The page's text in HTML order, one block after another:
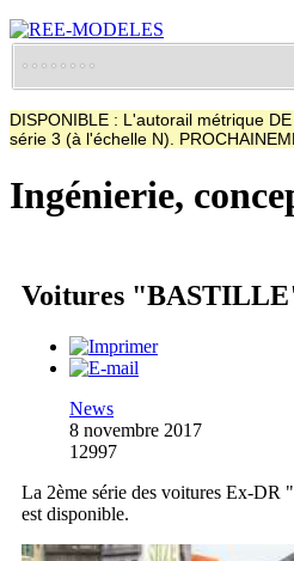
DISPONIBLE : L'autorail métrique
série 3 (à l'échelle N).
Ingénierie,
Voitures
News
8 novembre 2017
12997
La 2ème série des voitures Ex-
est disponible.